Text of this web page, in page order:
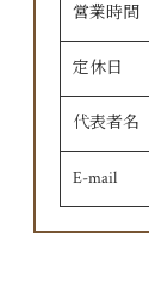
営業時間
定休日
代表者名
E-mail